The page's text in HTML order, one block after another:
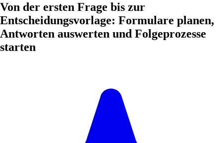
Von der ersten Frage bis zur
Entscheidungsvorlage: Formulare planen,
Antworten auswerten und Folgeprozesse
starten